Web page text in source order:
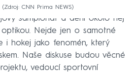
Zdroj: CNN Prima NEWS
šampionát a dění okolo něj
Nejde jen o samotné
i hokej jako fenomén, který
Naše diskuse budou věcné
vedoucí sportovní